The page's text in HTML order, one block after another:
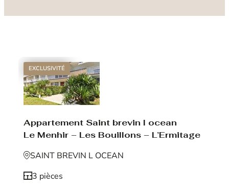
EXCLUSIVITÉ
Appartement Saint brevin l ocean
Le Menhir – Les Bouillons – L’Ermitage
SAINT BREVIN L OCEAN
3 pièces